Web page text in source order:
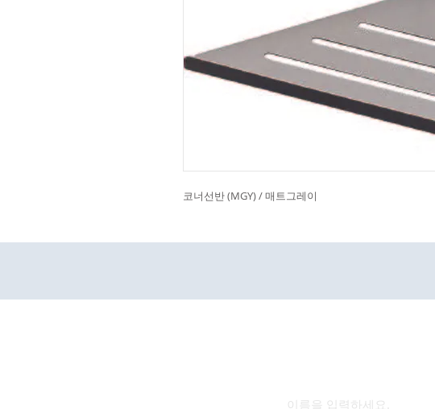
코너선반 (MGY) / 매트그레이